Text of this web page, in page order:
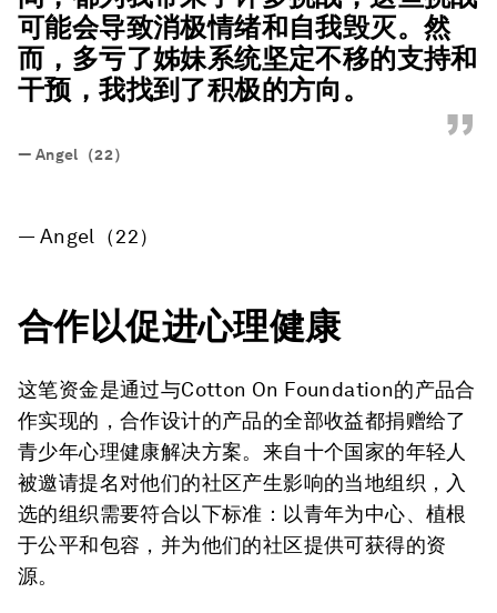
可能会导致消极情绪和自我毁灭。然
而，多亏了姊妹系统坚定不移的支持和
干预，我找到了积极的方向。
”
— Angel（22）
— Angel（22）
合作以促进心理健康
这笔资金是通过与Cotton On Foundation的产品合
作实现的，合作设计的产品的全部收益都捐赠给了
青少年心理健康解决方案。来自十个国家的年轻人
被邀请提名对他们的社区产生影响的当地组织，入
选的组织需要符合以下标准：以青年为中心、植根
于公平和包容，并为他们的社区提供可获得的资
源。